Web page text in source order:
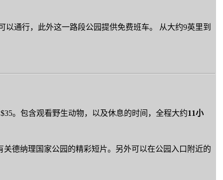
以通行，此外这一路段公园提供免费班车。 从大约9英里到
。包含观看野生动物，以及休息的时间，全程大约11小
关德纳理国家公园的精彩短片。另外可以在公园入口附近的